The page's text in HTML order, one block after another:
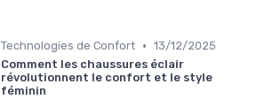
Technologies de Confort • 13/12/2025
Comment les chaussures éclair
révolutionnent le confort et le style
féminin